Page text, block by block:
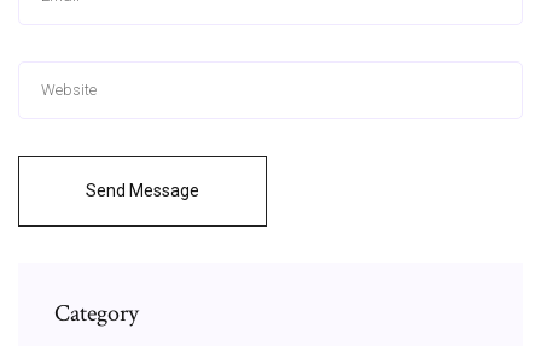
Send Message
Category